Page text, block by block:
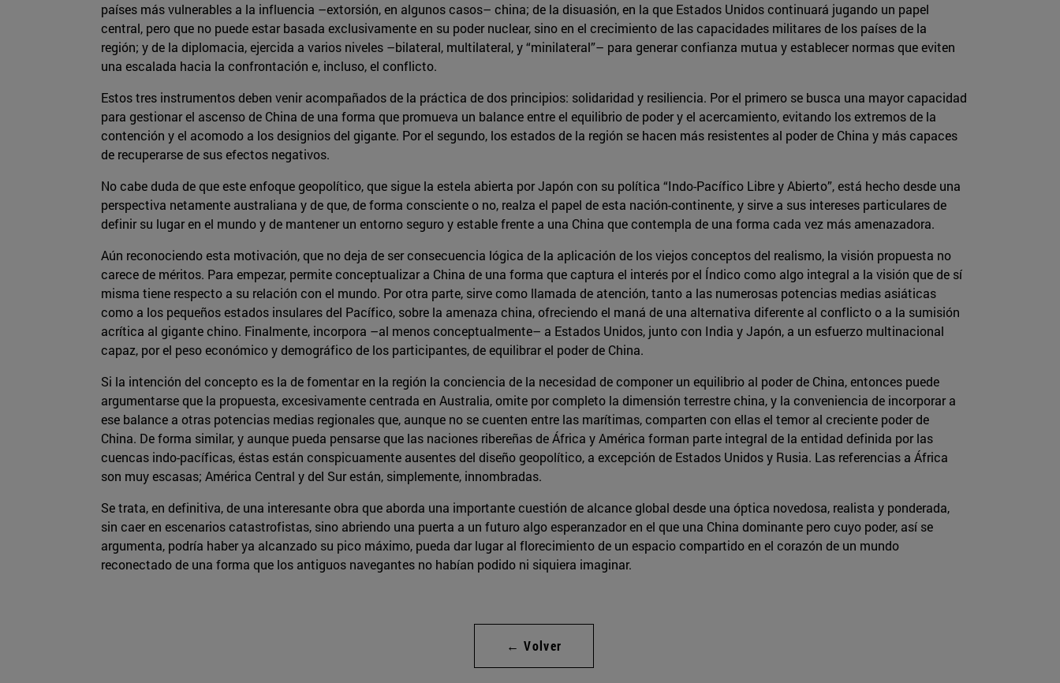
países más vulnerables a la influencia –extorsión, en algunos casos– china; de la disuasión, en la que Estados Unidos continuará jugando un papel
central, pero que no puede estar basada exclusivamente en su poder nuclear, sino en el crecimiento de las capacidades militares de los países de la
región; y de la diplomacia, ejercida a varios niveles –bilateral, multilateral, y “minilateral”– para generar confianza mutua y establecer normas que eviten
una escalada hacia la confrontación e, incluso, el conflicto.
Estos tres instrumentos deben venir acompañados de la práctica de dos principios: solidaridad y resiliencia. Por el primero se busca una mayor capacidad
para gestionar el ascenso de China de una forma que promueva un balance entre el equilibrio de poder y el acercamiento, evitando los extremos de la
contención y el acomodo a los designios del gigante. Por el segundo, los estados de la región se hacen más resistentes al poder de China y más capaces
de recuperarse de sus efectos negativos.
No cabe duda de que este enfoque geopolítico, que sigue la estela abierta por Japón con su política “Indo-Pacífico Libre y Abierto”, está hecho desde una
perspectiva netamente australiana y de que, de forma consciente o no, realza el papel de esta nación-continente, y sirve a sus intereses particulares de
definir su lugar en el mundo y de mantener un entorno seguro y estable frente a una China que contempla de una forma cada vez más amenazadora.
Aún reconociendo esta motivación, que no deja de ser consecuencia lógica de la aplicación de los viejos conceptos del realismo, la visión propuesta no
carece de méritos. Para empezar, permite conceptualizar a China de una forma que captura el interés por el Índico como algo integral a la visión que de sí
misma tiene respecto a su relación con el mundo. Por otra parte, sirve como llamada de atención, tanto a las numerosas potencias medias asiáticas
como a los pequeños estados insulares del Pacífico, sobre la amenaza china, ofreciendo el maná de una alternativa diferente al conflicto o a la sumisión
acrítica al gigante chino. Finalmente, incorpora –al menos conceptualmente– a Estados Unidos, junto con India y Japón, a un esfuerzo multinacional
capaz, por el peso económico y demográfico de los participantes, de equilibrar el poder de China.
Si la intención del concepto es la de fomentar en la región la conciencia de la necesidad de componer un equilibrio al poder de China, entonces puede
argumentarse que la propuesta, excesivamente centrada en Australia, omite por completo la dimensión terrestre china, y la conveniencia de incorporar a
ese balance a otras potencias medias regionales que, aunque no se cuenten entre las marítimas, comparten con ellas el temor al creciente poder de
China. De forma similar, y aunque pueda pensarse que las naciones ribereñas de África y América forman parte integral de la entidad definida por las
cuencas indo-pacíficas, éstas están conspicuamente ausentes del diseño geopolítico, a excepción de Estados Unidos y Rusia. Las referencias a África
son muy escasas; América Central y del Sur están, simplemente, innombradas.
Se trata, en definitiva, de una interesante obra que aborda una importante cuestión de alcance global desde una óptica novedosa, realista y ponderada,
sin caer en escenarios catastrofistas, sino abriendo una puerta a un futuro algo esperanzador en el que una China dominante pero cuyo poder, así se
argumenta, podría haber ya alcanzado su pico máximo, pueda dar lugar al florecimiento de un espacio compartido en el corazón de un mundo
reconectado de una forma que los antiguos navegantes no habían podido ni siquiera imaginar.
← Volver